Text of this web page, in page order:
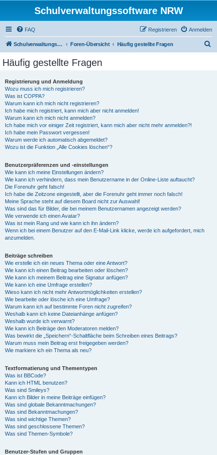
Schulverwaltungssoftware NRW
FAQ Anmelden
Registrieren
Schulverwaltungssoftware NRW Foren-Übersicht Häufig gestellte Fragen
Häufig gestellte Fragen
Registrierung und Anmeldung
Wozu muss ich mich registrieren?
Was ist COPPA?
Warum kann ich mich nicht registrieren?
Ich habe mich registriert, kann mich aber nicht anmelden!
Warum kann ich mich nicht anmelden?
Ich habe mich vor einiger Zeit registriert, kann mich aber nicht mehr anmelden?!
Ich habe mein Passwort vergessen!
Warum werde ich automatisch abgemeldet?
Wozu ist die Funktion „Alle Cookies löschen“?
Benutzerpräferenzen und -einstellungen
Wie kann ich meine Einstellungen ändern?
Wie kann ich verhindern, dass mein Benutzername in der Online-Liste auftaucht?
Die Forenuhr geht falsch!
Ich habe die Zeitzone eingestellt, aber die Forenuhr geht immer noch falsch!
Meine Sprache steht auf diesem Board nicht zur Auswahl!
Was sind das für Bilder, die bei meinem Benutzernamen angezeigt werden?
Wie verwende ich einen Avatar?
Was ist mein Rang und wie kann ich ihn ändern?
Wenn ich bei einem Benutzer auf den E-Mail-Link klicke, werde ich aufgefordert, mich
anzumelden.
Beiträge schreiben
Wie erstelle ich ein neues Thema oder eine Antwort?
Wie kann ich einen Beitrag bearbeiten oder löschen?
Wie kann ich meinem Beitrag eine Signatur anfügen?
Wie kann ich eine Umfrage erstellen?
Wieso kann ich nicht mehr Antwortmöglichkeiten erstellen?
Wie bearbeite oder lösche ich eine Umfrage?
Warum kann ich auf bestimmte Foren nicht zugreifen?
Weshalb kann ich keine Dateianhänge anfügen?
Weshalb wurde ich verwarnt?
Wie kann ich Beiträge den Moderatoren melden?
Was bewirkt die „Speichern“-Schaltfläche beim Schreiben eines Beitrags?
Warum muss mein Beitrag erst freigegeben werden?
Wie markiere ich ein Thema als neu?
Textformatierung und Thementypen
Was ist BBCode?
Kann ich HTML benutzen?
Was sind Smileys?
Kann ich Bilder in meine Beiträge einfügen?
Was sind globale Bekanntmachungen?
Was sind Bekanntmachungen?
Was sind wichtige Themen?
Was sind geschlossene Themen?
Was sind Themen-Symbole?
Benutzer-Stufen und Gruppen